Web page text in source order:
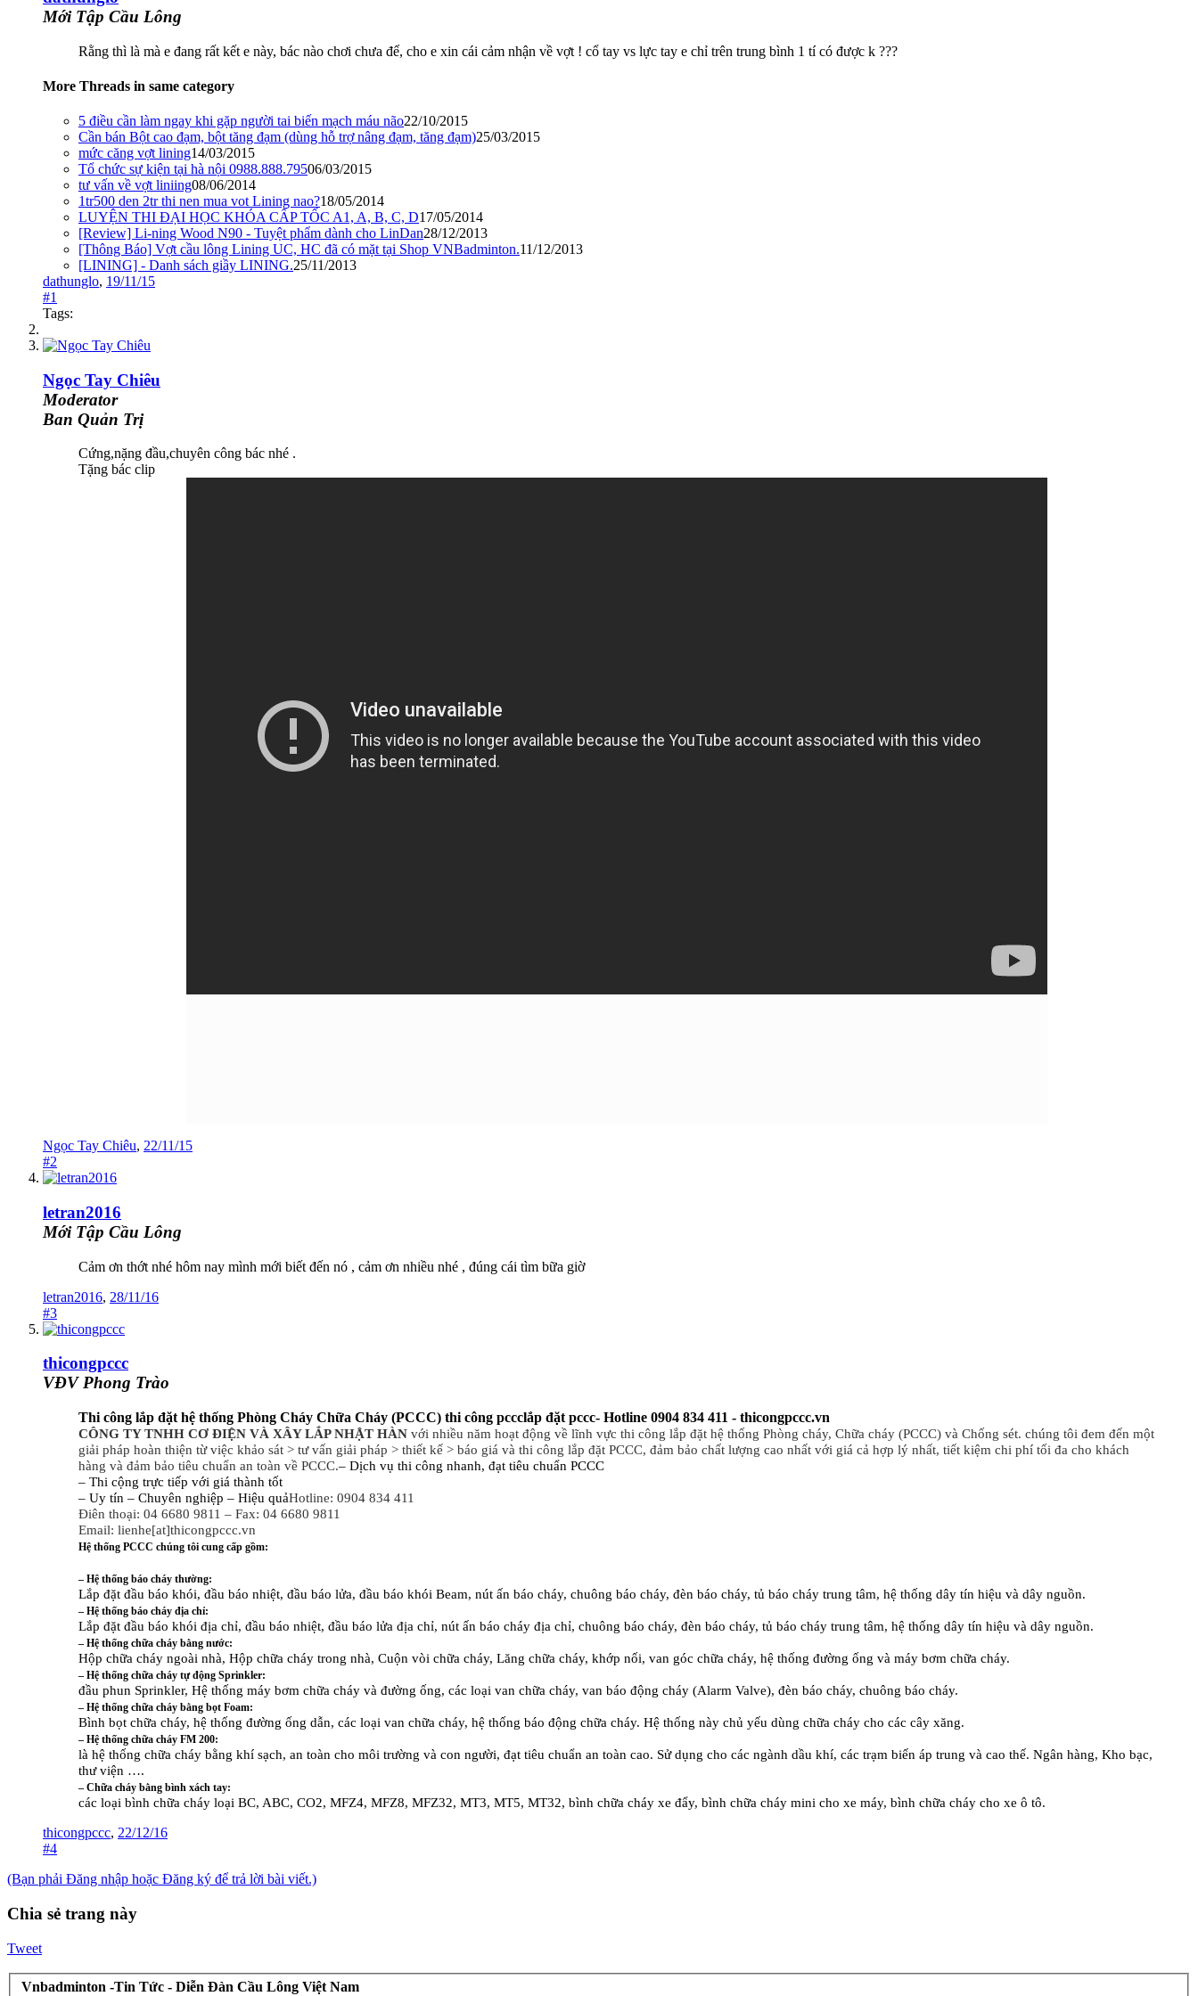
Mới Tập Cầu Lông
Rằng thì là mà e đang rất kết e này, bác nào chơi chưa để, cho e xin cái cảm nhận về vợt ! cổ tay vs lực tay e chỉ trên trung bình 1 tí có được k ???
More Threads in same category
5 điều cần làm ngay khi gặp người tai biến mạch máu não22/10/2015
Cần bán Bột cao đạm, bột tăng đạm (dùng hỗ trợ nâng đạm, tăng đạm)25/03/2015
mức căng vợt lining14/03/2015
Tổ chức sự kiện tại hà nội 0988.888.79506/03/2015
tư vấn về vợt liniing08/06/2014
1tr500 den 2tr thi nen mua vot Lining nao?18/05/2014
LUYỆN THI ĐẠI HỌC KHÓA CẤP TỐC A1, A, B, C, D17/05/2014
[Review] Li-ning Wood N90 - Tuyệt phẩm dành cho LinDan28/12/2013
[Thông Báo] Vợt cầu lông Lining UC, HC đã có mặt tại Shop VNBadminton.11/12/2013
[LINING] - Danh sách giầy LINING.25/11/2013
dathunglo, 19/11/15
#1
Tags:
Ngọc Tay Chiêu
Moderator
Ban Quản Trị
Cứng,nặng đầu,chuyên công bác nhé .
Tặng bác clip
Ngọc Tay Chiêu, 22/11/15
#2
letran2016
Mới Tập Cầu Lông
Cảm ơn thớt nhé hôm nay mình mới biết đến nó , cảm ơn nhiều nhé , đúng cái tìm bữa giờ
letran2016, 28/11/16
#3
thicongpccc
VĐV Phong Trào
Thi công lắp đặt hệ thống Phòng Cháy Chữa Cháy (PCCC) thi công pccclắp đặt pccc- Hotline 0904 834 411 - thicongpccc.vn
CÔNG TY TNHH CƠ ĐIỆN VÀ XÂY LẮP NHẬT HÀN với nhiều năm hoạt động về lĩnh vực thi công lắp đặt hệ thống Phòng cháy, Chữa cháy (PCCC) và Chống sét. chúng tôi đem đến một
giải pháp hoàn thiện từ việc khảo sát > tư vấn giải pháp > thiết kế > báo giá và thi công lắp đặt PCCC, đảm bảo chất lượng cao nhất với giá cả hợp lý nhất, tiết kiệm chi phí tối đa cho khách
hàng và đảm bảo tiêu chuẩn an toàn về PCCC.– Dịch vụ thi công nhanh, đạt tiêu chuẩn PCCC
– Thi cộng trực tiếp với giá thành tốt
– Uy tín – Chuyên nghiệp – Hiệu quảHotline: 0904 834 411
Điên thoại: 04 6680 9811 – Fax: 04 6680 9811
Email: lienhe[at]thicongpccc.vn
Hệ thống PCCC chúng tôi cung cấp gồm:
– Hệ thống báo cháy thường:
Lắp đặt đầu báo khói, đầu báo nhiệt, đầu báo lửa, đầu báo khói Beam, nút ấn báo cháy, chuông báo cháy, đèn báo cháy, tủ báo cháy trung tâm, hệ thống dây tín hiệu và dây nguồn.
– Hệ thống báo cháy địa chỉ:
Lắp đặt đầu báo khói địa chỉ, đầu báo nhiệt, đầu báo lửa địa chỉ, nút ấn báo cháy địa chỉ, chuông báo cháy, đèn báo cháy, tủ báo cháy trung tâm, hệ thống dây tín hiệu và dây nguồn.
– Hệ thống chữa cháy bằng nước:
Hộp chữa cháy ngoài nhà, Hộp chữa cháy trong nhà, Cuộn vòi chữa cháy, Lăng chữa cháy, khớp nối, van góc chữa cháy, hệ thống đường ống và máy bơm chữa cháy.
– Hệ thống chữa cháy tự động Sprinkler:
đầu phun Sprinkler, Hệ thống máy bơm chữa cháy và đường ống, các loại van chữa cháy, van báo động cháy (Alarm Valve), đèn báo cháy, chuông báo cháy.
– Hệ thống chữa cháy bằng bọt Foam:
Bình bọt chữa cháy, hệ thống đường ống dẫn, các loại van chữa cháy, hệ thống báo động chữa cháy. Hệ thống này chủ yếu dùng chữa cháy cho các cây xăng.
– Hệ thống chữa cháy FM 200:
là hệ thống chữa cháy bằng khí sạch, an toàn cho môi trường và con người, đạt tiêu chuẩn an toàn cao. Sử dụng cho các ngành dầu khí, các trạm biến áp trung và cao thế. Ngân hàng, Kho bạc,
thư viện ….
– Chữa cháy bằng bình xách tay:
các loại bình chữa cháy loại BC, ABC, CO2, MFZ4, MFZ8, MFZ32, MT3, MT5, MT32, bình chữa cháy xe đẩy, bình chữa cháy mini cho xe máy, bình chữa cháy cho xe ô tô.
thicongpccc, 22/12/16
#4
(Bạn phải Đăng nhập hoặc Đăng ký để trả lời bài viết.)
Chia sẻ trang này
Tweet
Vnbadminton -Tin Tức - Diễn Đàn Cầu Lông Việt Nam